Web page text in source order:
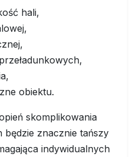
hali,
obiektu.
skomplikowania
będzie znacznie tańszy
indywidualnych